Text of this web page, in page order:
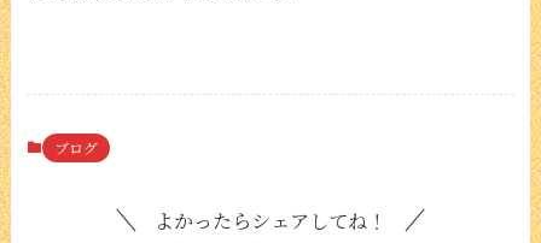
ブログ
よかったらシェアしてね！